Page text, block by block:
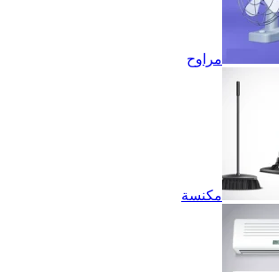
مراوح
مكنسة